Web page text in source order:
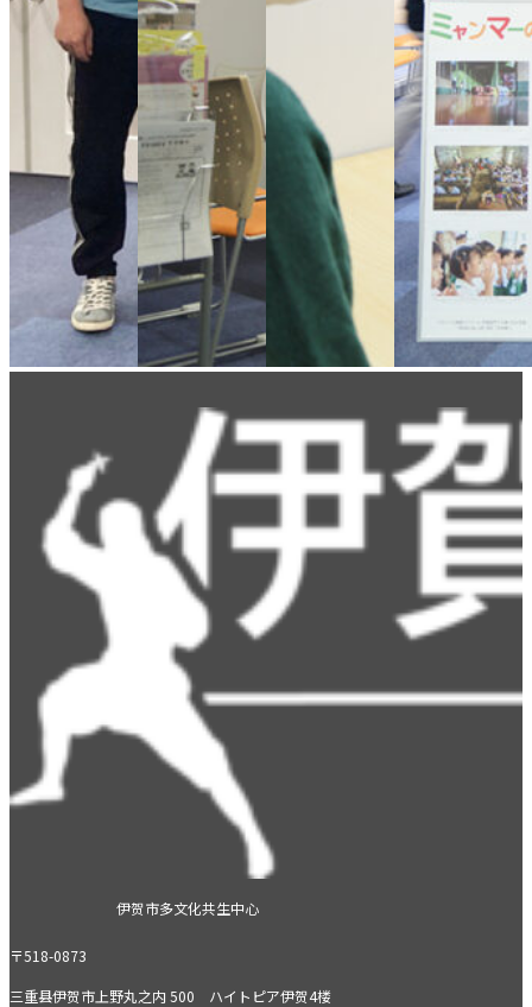
伊贺市多文化共生中心
〒518-0873
三重县伊贺市上野丸之内 500 ハイトピア伊贺4楼